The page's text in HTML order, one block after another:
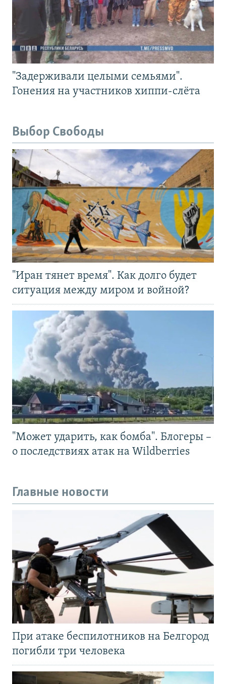
"Задерживали целыми семьями".
Гонения на участников хиппи-слёта
Выбор Свободы
"Иран тянет время". Как долго будет
ситуация между миром и войной?
"Может ударить, как бомба". Блогеры –
о последствиях атак на Wildberries
Главные новости
При атаке беспилотников на Белгород
погибли три человека